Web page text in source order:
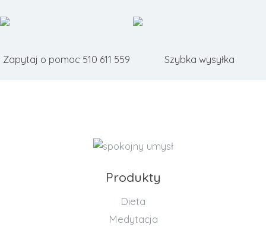
Zapytaj o pomoc 510 611 559 Szybka wysyłka
Produkty
Dieta
Medytacja